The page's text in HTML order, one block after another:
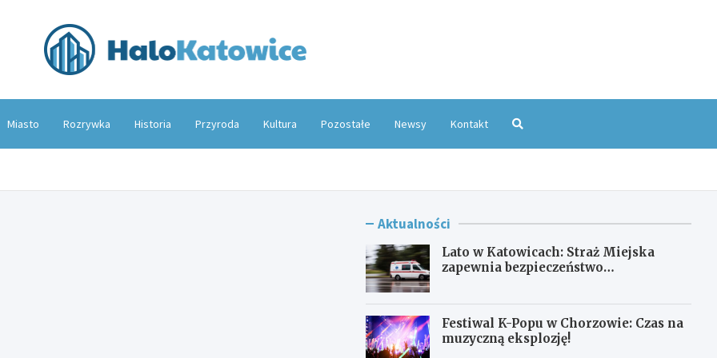
Miasto Rozrywka Historia Przyroda Kultura Pozostałe Newsy Kontakt
Aktualności
Lato w Katowicach: Straż Miejska
zapewnia bezpieczeństwo
Festiwal K-Popu w Chorzowie: Czas na
muzyczną eksplozję!